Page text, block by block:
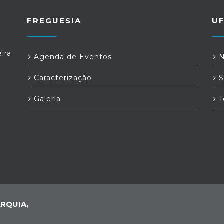
FREGUESIA
Agenda de Eventos
Caracterização
Galeria